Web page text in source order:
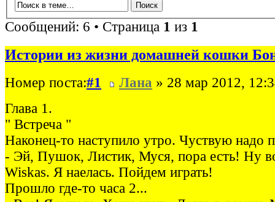
Сообщений: 6 • Страница 1 из 1
Истории из жизни домашней кошки
Номер поста:#1 Лана » 28 мар 2012,
Глава 1.
" Встреча "
Наконец-то наступило утро. Чуствую надо
- Эй, Пушок, Листик, Муся, пора есть! Ну
Wiskas. Я наелась. Пойдем играть!
Прошло где-то часа 2...